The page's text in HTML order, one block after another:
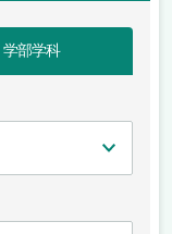
学部学科